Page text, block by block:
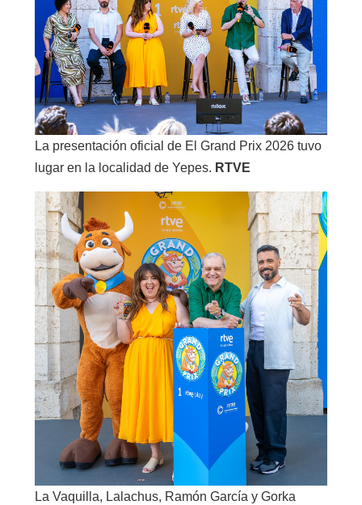
La presentación oficial de El Grand Prix 2026 tuvo
lugar en la localidad de Yepes. RTVE
La Vaquilla, Lalachus, Ramón García y Gorka